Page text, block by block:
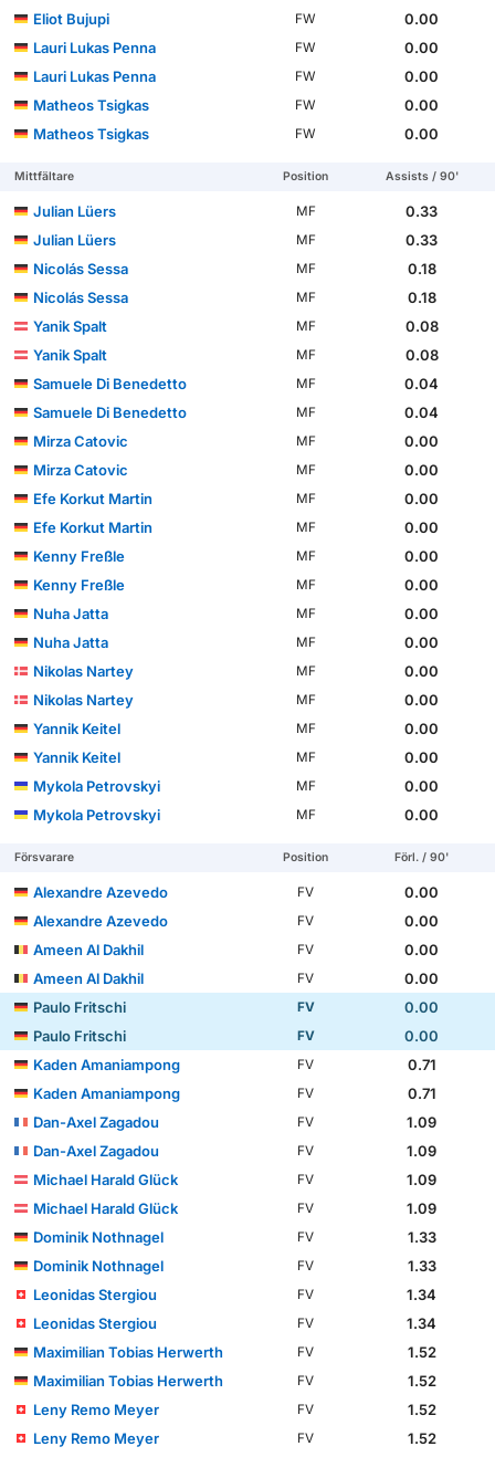
Eliot Bujupi FW
0.00
Lauri Lukas Penna
FW
0.00
Lauri Lukas Penna
FW
0.00
Matheos Tsigkas
FW
0.00
Matheos Tsigkas
FW 0.00
Mittfältare Position Assists / 90'
Julian Lüers MF
0.33
Julian Lüers
MF
0.33
Nicolás Sessa
MF
0.18
Nicolás Sessa
MF
0.18
Yanik Spalt
MF
0.08
Yanik Spalt
MF
0.08
Samuele Di Benedetto
MF
0.04
Samuele Di Benedetto
MF
0.04
Mirza Catovic
MF
0.00
Mirza Catovic
MF
0.00
Efe Korkut Martin
MF
0.00
Efe Korkut Martin
MF
0.00
Kenny Freßle
MF
0.00
Kenny Freßle
MF
0.00
Nuha Jatta
MF
0.00
Nuha Jatta
MF
0.00
Nikolas Nartey
MF
0.00
Nikolas Nartey
MF
0.00
Yannik Keitel
MF
0.00
Yannik Keitel
MF
0.00
Mykola Petrovskyi
MF
0.00
Mykola Petrovskyi
MF 0.00
Försvarare Position Förl. / 90'
Alexandre Azevedo FV
0.00
Alexandre Azevedo
FV
0.00
Ameen Al Dakhil
FV
0.00
Ameen Al Dakhil
FV
0.00
Paulo Fritschi
FV
0.00
Paulo Fritschi
FV
0.00
Kaden Amaniampong
FV
0.71
Kaden Amaniampong
FV
0.71
Dan-Axel Zagadou
FV
1.09
Dan-Axel Zagadou
FV
1.09
Michael Harald Glück
FV
1.09
Michael Harald Glück
FV
1.09
Dominik Nothnagel
FV
1.33
Dominik Nothnagel
FV
1.33
Leonidas Stergiou
FV
1.34
Leonidas Stergiou
FV
1.34
Maximilian Tobias Herwerth
FV
1.52
Maximilian Tobias Herwerth
FV
1.52
Leny Remo Meyer
FV
1.52
Leny Remo Meyer
FV
1.52